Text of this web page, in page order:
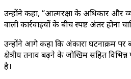
उन्होंने कहा, “आत्मरक्षा के अधिकार और
वाली कार्रवाइयों के बीच स्पष्ट अंतर होना
उन्होंने आगे कहा कि अंकारा घटनाक्रम
क्षेत्रीय तनाव बढ़ने के जोखिम सहित
है।